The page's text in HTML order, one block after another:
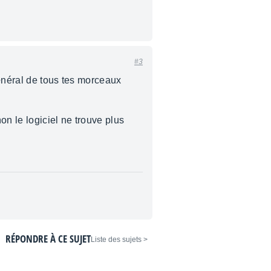
#3
de tous tes morceaux
le logiciel ne trouve plus
< Liste des sujets
RÉPONDRE À CE SUJET